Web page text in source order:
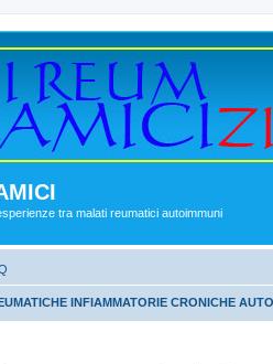
tra malati reumatici autoimmuni
INFIAMMATORIE CRONICHE